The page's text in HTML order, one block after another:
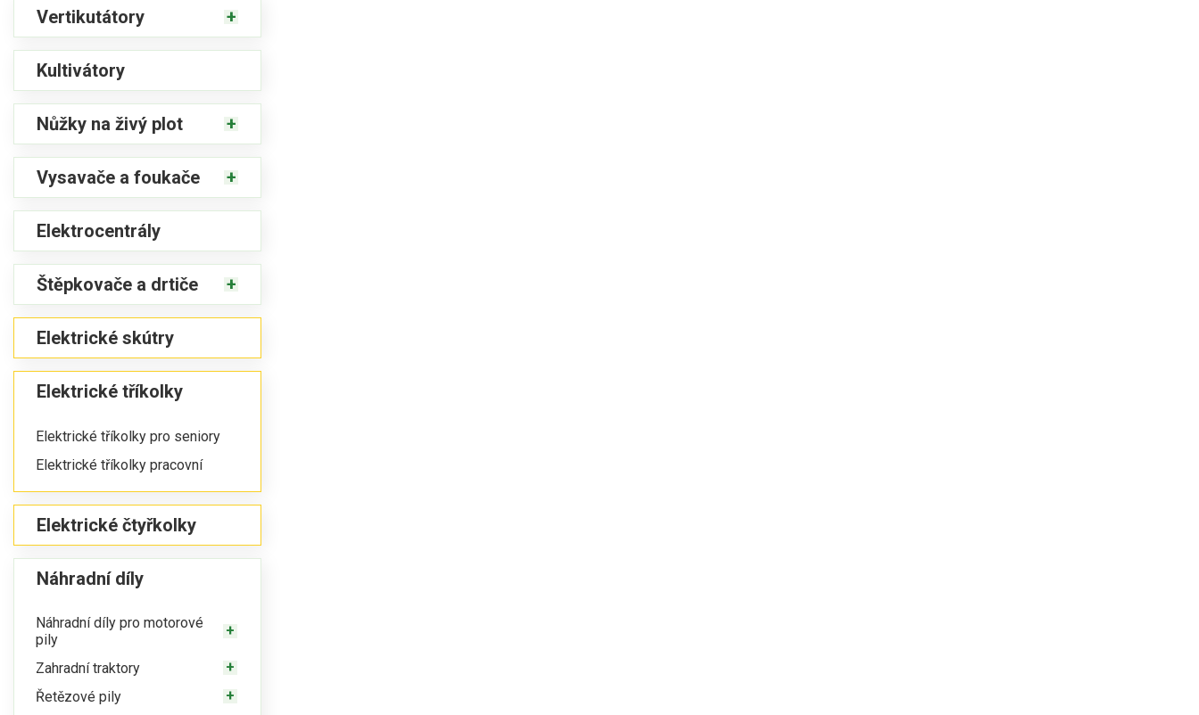
Vertikutátory
Kultivátory
Nůžky na živý plot
Vysavače a foukače
Elektrocentrály
Štěpkovače a drtiče
Elektrické skútry
Elektrické tříkolky
Elektrické tříkolky pro seniory
Elektrické tříkolky pracovní
Elektrické čtyřkolky
Náhradní díly
Náhradní díly pro motorové
pily
Zahradní traktory
Řetězové pily